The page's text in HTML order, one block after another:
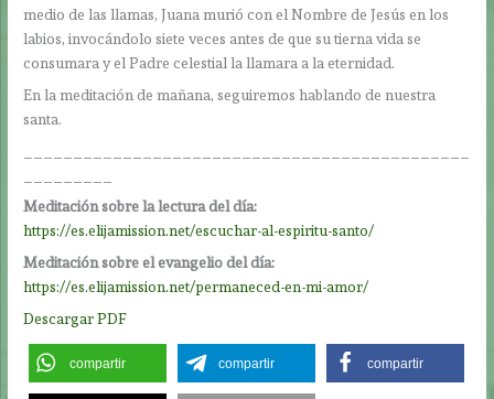
medio de las llamas, Juana murió con el Nombre de Jesús en los
labios, invocándolo siete veces antes de que su tierna vida se
consumara y el Padre celestial la llamara a la eternidad.
En la meditación de mañana, seguiremos hablando de nuestra
santa.
Meditación sobre la lectura del día:
https://es.elijamission.net/escuchar-al-espiritu-santo/
Meditación sobre el evangelio del día:
https://es.elijamission.net/permaneced-en-mi-amor/
Descargar PDF
compartir compartir compartir